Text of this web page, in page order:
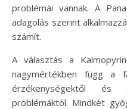
problémái vannak. A
adagolás szerint
számít.
A választás a
nagymértékben függ a
érzékenységektől és
problémáktól. Mindkét